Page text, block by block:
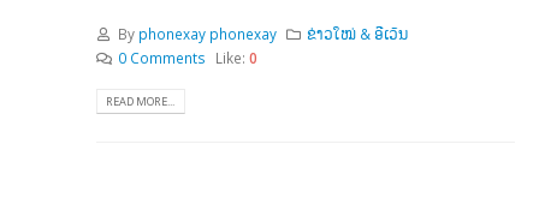
By phonexay phonexay
ຂ່າວໃໝ່ & ອີເວັນ
0 Comments
Like: 0
READ MORE...